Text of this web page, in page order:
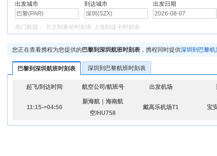
出发城市 到达城市 出发日期
热门航线： 北京到多哈时刻表 上海到达卡时刻表
您正在查看携程为您提供的 巴黎到深圳航班时刻表 ，携程同时提供深圳到巴黎机
巴黎到深圳航班时刻表 深圳到巴黎航班时刻表
起飞/到达时间 航空公司/航班号 出发机场
11:15->04:50
新海航｜海南航
空/HU758
戴高乐机场T1 宝